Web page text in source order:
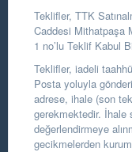
Teklifler, TTK
Caddesi Mithatpaşa
1 no’lu Teklif Kabul
Teklifler, iadeli
Posta yoluyla
adrese, ihale (son
gerekmektedir.
değerlendirmeye
gecikmelerden